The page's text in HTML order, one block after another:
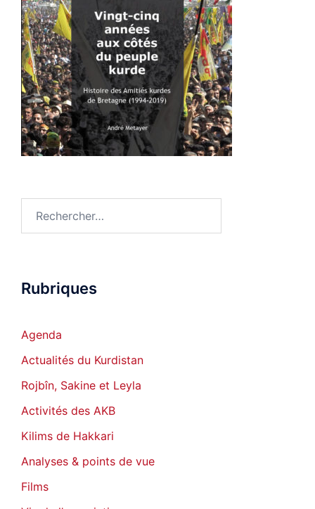
Rubriques
Agenda
Actualités du Kurdistan
Rojbîn, Sakine et Leyla
Activités des AKB
Kilims de Hakkari
Analyses & points de vue
Films